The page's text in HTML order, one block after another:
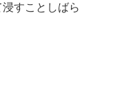
すことしばら